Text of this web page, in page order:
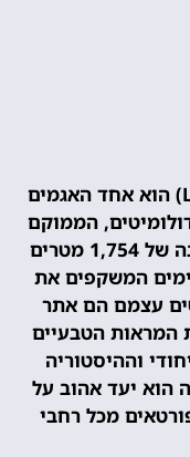
אגם מיסורינה (Lago di Misurina) הוא אחד האגמים
הממוקם
בצפון איטליה. האגם משתרע בגובה של 1,754 מטרים
המשקפים את
עצמם הם אתר
המראות הטבעיים
וההיסטוריה
הוא יעד אהוב על
מכל רחבי